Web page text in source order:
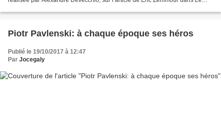
Piotr Pavlenski: à chaque époque ses héros
Publié le 19/10/2017 à 12:47
Par Jocegaly